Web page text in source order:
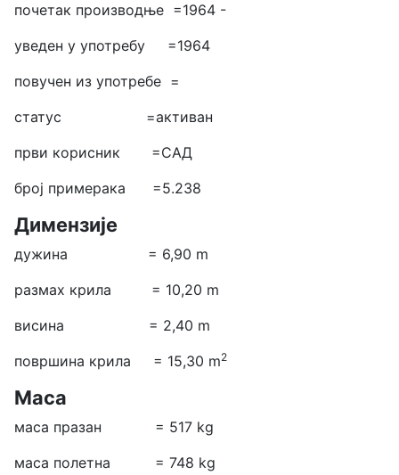
почетак производње =1964 -
уведен у употребу =1964
повучен из употребе =
статус =активан
први корисник =САД
број примерака =5.238
Димензије
дужина = 6,90 m
размах крила = 10,20 m
висина = 2,40 m
површина крила = 15,30 m2
Маса
маса празан = 517 kg
маса полетна = 748 kg